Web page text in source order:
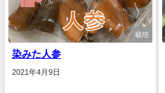
栽培
染みた人参
2021年4月9日